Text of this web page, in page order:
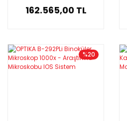
162.565,00 TL
%20